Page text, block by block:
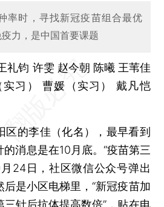
率时，寻找新冠疫苗组合最优
力，是中国首要课题
钧 许雯 赵今朝 陈曦 王苇佳
实习） 曹媛（实习） 戴凡恺
的李佳（化名），最早看到
消息是在10月底。“疫苗第三
24日，社区微信公众号弹出
是小区电梯里，“新冠疫苗加
针后抗体提高数倍”，贴在电